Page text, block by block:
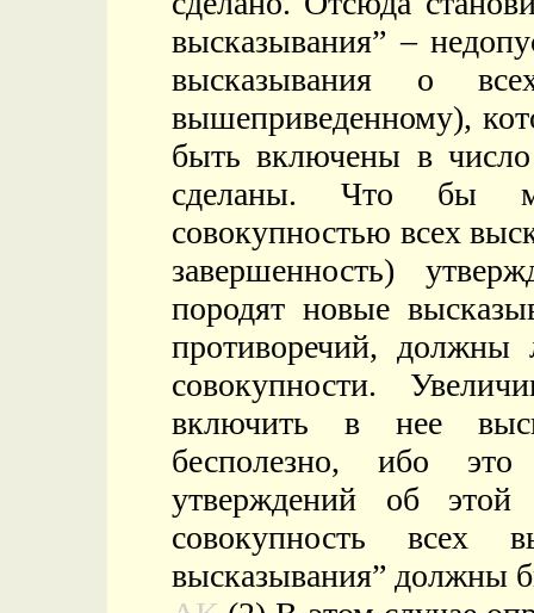
высказывания” –
высказывания о
вышеприведенному),
быть включены в
сделаны. Что бы
совокупностью всех
завершенность)
породят новые
противоречий, должны
совокупности.
включить в нее
бесполезно, ибо это
утверждений об этой
совокупность всех
высказывания” должны